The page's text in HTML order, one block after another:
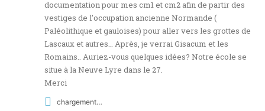
documentation pour mes cm1 et cm2 afin de partir des
vestiges de l’occupation ancienne Normande (
Paléolithique et gauloises) pour aller vers les grottes de
Lascaux et autres… Après, je verrai Gisacum et les
Romains.. Auriez-vous quelques idées? Notre école se
situe à la Neuve Lyre dans le 27.
Merci
chargement…